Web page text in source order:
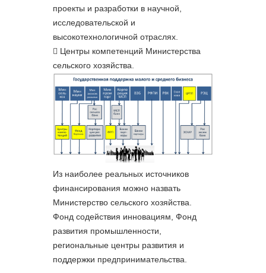
проекты и разработки в научной,
исследовательской и
высокотехнологичной отраслях.
Центры компетенций Министерства
сельского хозяйства.
Из наиболее реальных источников
финансирования можно назвать
Министерство сельского хозяйства.
Фонд содействия инновациям, Фонд
развития промышленности,
региональные центры развития и
поддержки предпринимательства.